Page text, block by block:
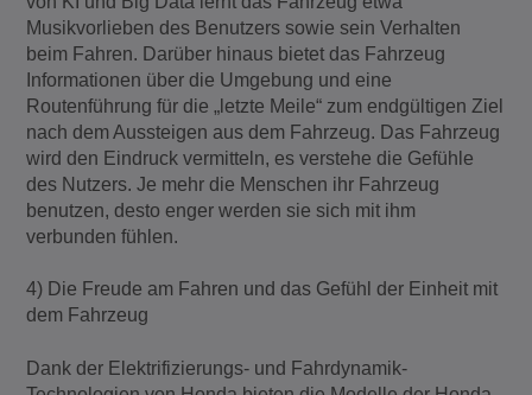
Musikvorlieben des Benutzers sowie sein Verhalten
beim Fahren. Darüber hinaus bietet das Fahrzeug
Informationen über die Umgebung und eine
Routenführung für die „letzte Meile“ zum endgültigen Ziel
nach dem Aussteigen aus dem Fahrzeug. Das Fahrzeug
wird den Eindruck vermitteln, es verstehe die Gefühle
des Nutzers. Je mehr die Menschen ihr Fahrzeug
benutzen, desto enger werden sie sich mit ihm
verbunden fühlen.
4) Die Freude am Fahren und das Gefühl der Einheit mit
dem Fahrzeug
Dank der Elektrifizierungs- und Fahrdynamik-